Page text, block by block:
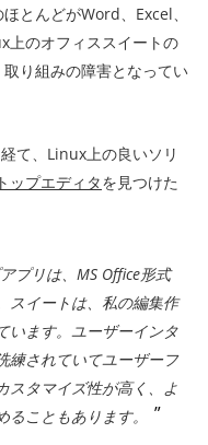
とんどがWord、Excel、
上のオフィススイートの
り組みの障害となってい
て、Linux上の良いソリ
ップエディタを見つけた
プリは、MS Office形式
スイートは、私の編集作
います。ユーザーインタ
練されていてユーザーフ
スタマイズ性が高く、よ
こともあります。